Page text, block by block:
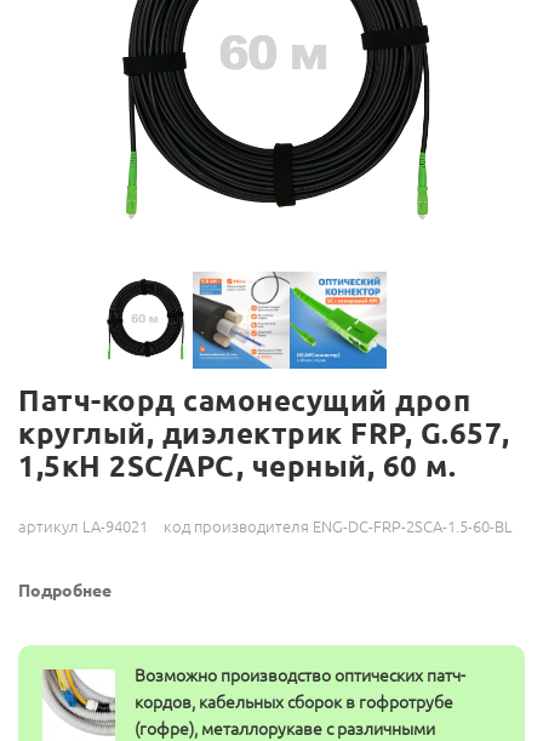
Патч-корд самонесущий дроп
круглый, диэлектрик FRP, G.657,
1,5кН 2SC/APC, черный, 60 м.
артикул LA-94021 код производителя ENG-DC-FRP-2SCA-1.5-60-BL
Подробнее
Возможно производство оптических патч-
кордов, кабельных сборок в гофротрубе
(гофре), металлорукаве с различными